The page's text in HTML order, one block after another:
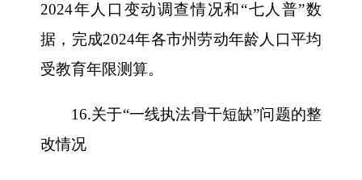
2024年人口变动调查情况和“七人普”数
据，完成2024年各市州劳动年龄人口平均
受教育年限测算。
16.关于“一线执法骨干短缺”问题的整
改情况